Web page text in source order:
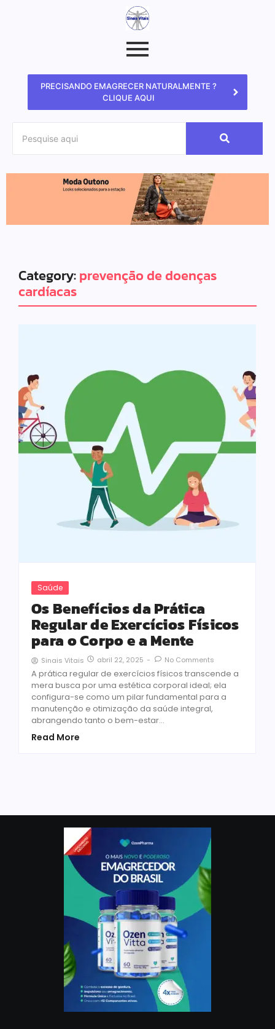
PRECISANDO EMAGRECER NATURALMENTE ?
CLIQUE AQUI
Category:prevenção de doenças
cardíacas
Saúde
Os Benefícios da Prática
Regular de Exercícios Físicos
para o Corpo e a Mente
Sinais Vitais abril 22, 2025 - No Comments
A prática regular de exercícios físicos transcende a
mera busca por uma estética corporal ideal; ela
configura-se como um pilar fundamental para a
manutenção e otimização da saúde integral,
abrangendo tanto o bem-estar...
Read More